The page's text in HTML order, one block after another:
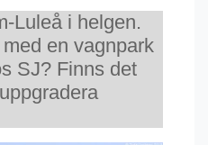
Luleå i helgen.
en vagnpark
SJ? Finns det